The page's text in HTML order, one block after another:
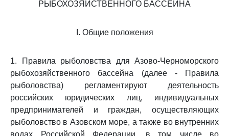
РЫБОХОЗЯЙСТВЕННОГО БАССЕЙНА
I. Общие положения
1. Правила рыболовства для Азово-Черноморского
рыбохозяйственного бассейна (далее - Правила
рыболовства) регламентируют деятельность
российских юридических лиц, индивидуальных
предпринимателей и граждан, осуществляющих
рыболовство в Азовском море, а также во внутренних
водах Российской Федерации, в том числе во